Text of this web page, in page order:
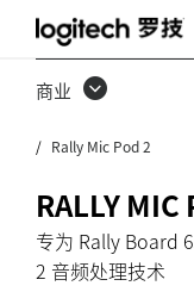
RALLY
MIC
POD
商业
Rally Mic Pod 2
RALLY MIC
专为 Rally Board
2 音频处理技术